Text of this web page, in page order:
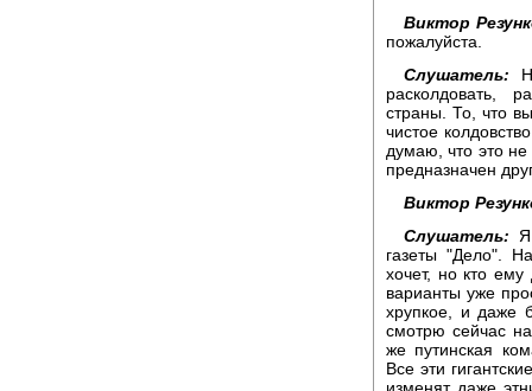
Виктор
пожалуйста.
Слушатель:
расколдовать,
страны. То, что
чистое
думаю, что это не
предназначен
Виктор
Слушатель: Я
газеты "Дело".
хочет, но кто
варианты уже
хрупкое, и даже
смотрю сейчас
же путинская
Все эти
изменят даже